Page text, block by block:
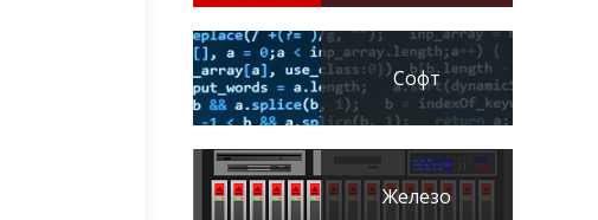
Софт
Железо